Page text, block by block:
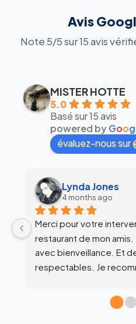
Avis
Note 5/5 sur 15 avis
MISTER HOTTE
5.0
Basé sur 15 avis
powered byGoog
évaluez-nous sur
alex siegfried
6 months ago
Équipe super clean !